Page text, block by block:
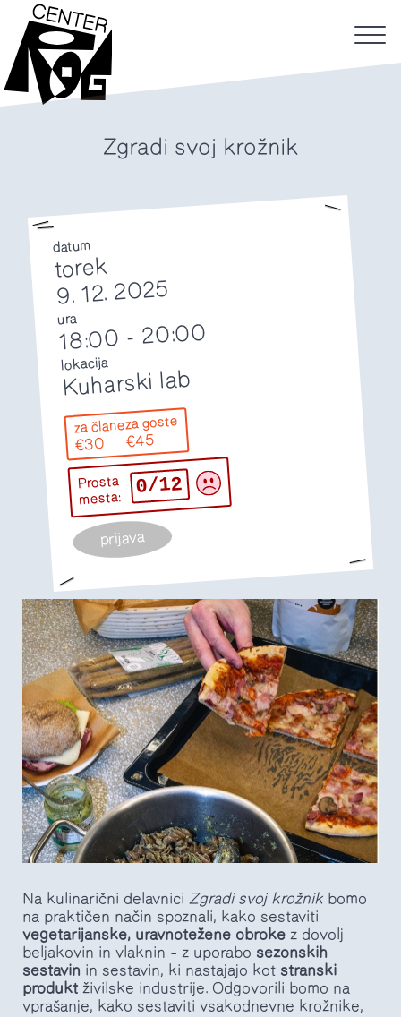
Zgradi svoj krožnik
datum
torek
9. 12. 2025
ura
18:00 - 20:00
lokacija
Kuharski lab
za člane
€30
za goste
€45
Prosta
mesta: 0/12
prijava
Na kulinarični delavnici Zgradi svoj krožnik bomo
na praktičen način spoznali, kako sestaviti
vegetarijanske, uravnotežene obroke z dovolj
beljakovin in vlaknin – z uporabo sezonskih
sestavin in sestavin, ki nastajajo kot stranski
produkt živilske industrije. Odgovorili bomo na
vprašanje, kako sestaviti vsakodnevne krožnike,